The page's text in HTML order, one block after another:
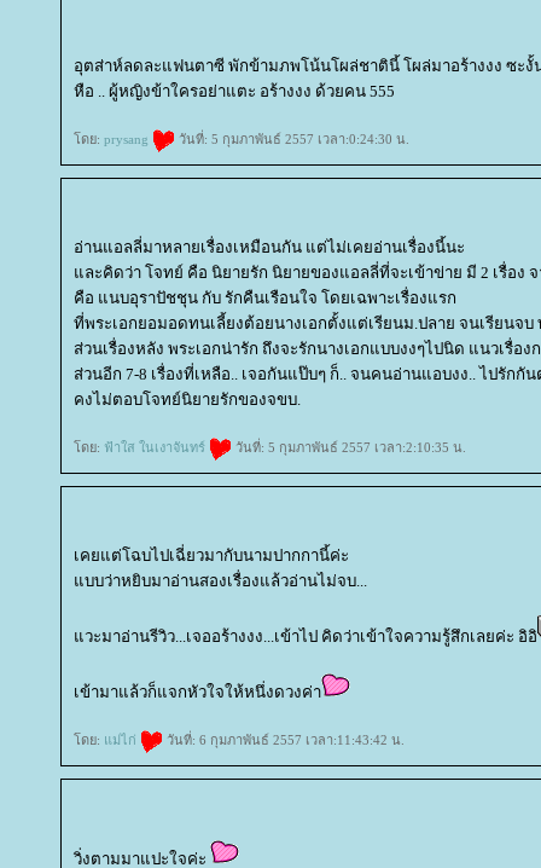
อุตส่าห์ลดละแฟนตาซี พักข้ามภพโน้นโผล่ชาตินี้ โผล่มาอร้างงง ซะงั้
หือ .. ผู้หญิงข้าใครอย่าแตะ อร้างงง ด้วยคน 555
ดย: prysang วันที่: 5 กุมภาพันธ์ 2557 เวลา:0:24:30 น.
อ่านแอลลี่มาหลายเรื่องเหมือนกัน แต่ไม่เคยอ่านเรื่องนี้นะ
ละคิดว่า โจทย์ คือ นิยายรัก นิยายของแอลลี่ที่จะเข้าข่าย มี 2 เรื่อง จ
คือ แนบอุราปัชชุน กับ รักคืนเรือนใจ โดยเฉพาะเรื่องแรก
ที่พระเอกยอมอดทนเลี้ยงต้อยนางเอกตั้งแต่เรียนม.ปลาย จนเรียนจบ
ส่วนเรื่องหลัง พระเอกน่ารัก ถึงจะรักนางเอกแบบงงๆไปนิด แนวเรื่อ
ส่วนอีก 7-8 เรื่องที่เหลือ.. เจอกันแป๊บๆ ก็.. จนคนอ่านแอบงง.. ไปรักกั
คงไม่ตอบโจทย์นิยายรักของจขบ.
ดย: ฟ้าใส ในเงาจันทร์ วันที่: 5 กุมภาพันธ์ 2557 เวลา:2:10:35 น.
เคยแต่โฉบไปเฉี่ยวมากับนามปากกานี้ค่ะ
บบว่าหยิบมาอ่านสองเรื่องแล้วอ่านไม่จบ...
วะมาอ่านรีวิว...เจออร้างงง...เข้าไป คิดว่าเข้าใจความรู้สึกเลยค่ะ อิอิ
เข้ามาแล้วก็แจกหัวใจให้หนึ่งดวงค่า
ดย: ม่ไก่ วันที่: 6 กุมภาพันธ์ 2557 เวลา:11:43:42 น.
วิ่งตามมาแปะใจค่ะ